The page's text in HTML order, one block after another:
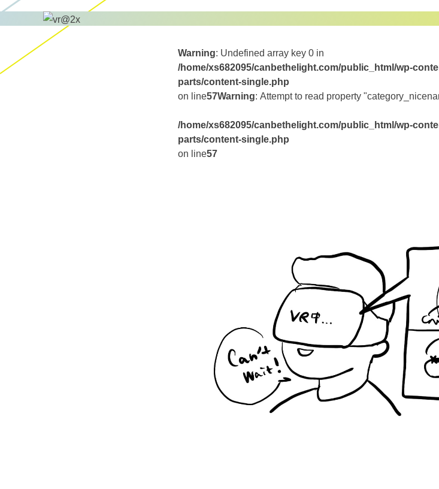
Warning: Undefined array key 0 in
/home/xs682095/canbethelight.com/public_html/wp-
parts/content-single.php
on line57Warning: Attempt to read property
/home/xs682095/canbethelight.com/public_html/wp-
parts/content-single.php
on line57